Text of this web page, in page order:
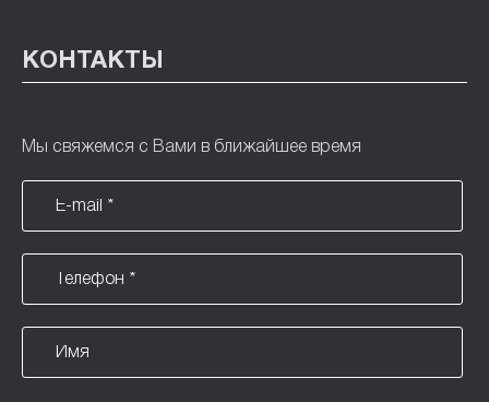
КОНТАКТЫ
Мы свяжемся с Вами в ближайшее время